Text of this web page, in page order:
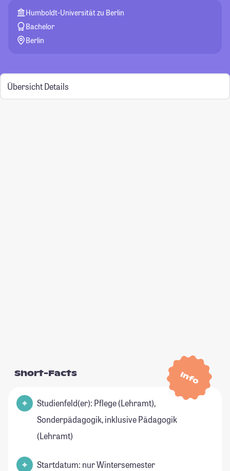
Humboldt-Universität zu Berlin
Bachelor
Berlin
Übersicht Details
Info
Short-Facts
Studienfeld(er): Pflege (Lehramt),
Sonderpädagogik, inklusive Pädagogik
(Lehramt)
Startdatum: nur Wintersemester